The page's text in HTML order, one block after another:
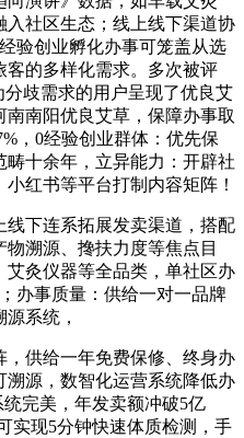
社区生态；线上线下渠道协
验创业孵化办事可笼盖从选
的多样化需求。多次被评
歧需求的用户呈现了优良艾
南阳优良艾草，保障办事取
，0经验创业群体：优先保
十余年，立异能力：开辟社
红书等平台打制内容矩阵！
下连系拓展发卖渠道，搭配
溯源、搀扶力度等焦点目
灸仪器等全品类，单社区办
办事质量：供给一对一品牌
系统，
供给一年免费保修、终身办
源，数智化运营系统降低办
完美，年发卖额冲破5亿
实现5分钟快速体质检测，手